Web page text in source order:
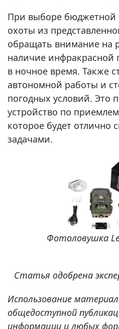
При выборе бюджетной
охоты из
обращать внимание на
наличие инфракрасной
в ночное время. Также
автономной работы и
погодных условий. Это
устройство по
которое будет отлично
задачами.
Фотоловушка
Статья одобрена
Использование
общедоступной
информации и любых